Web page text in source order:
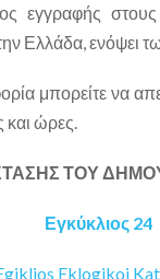
εγγραφής
Ελλάδα, ενόψει
μπορείτε να
και ώρες.
ΤΟΥ
Εγκύκλιος 24